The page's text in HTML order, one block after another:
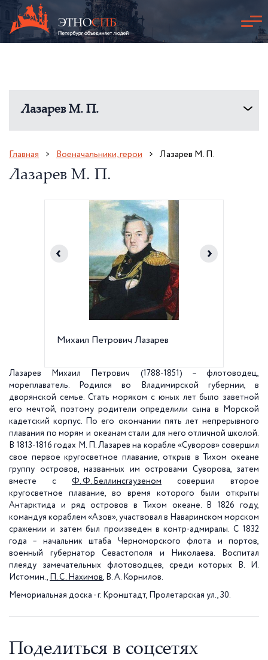
Лазарев М. П.
Главная Военачальники, герои Лазарев М. П.
Лазарев М. П.
Михаил Петрович Лазарев
Лазарев Михаил Петрович (1788-1851) – флотоводец,
мореплаватель. Родился во Владимирской губернии, в
дворянской семье. Стать моряком с юных лет было заветной
его мечтой, поэтому родители определили сына в Морской
кадетский корпус. По его окончании пять лет непрерывного
плавания по морям и океанам стали для него отличной школой.
В 1813-1816 годах М. П. Лазарев на корабле «Суворов» совершил
свое первое кругосветное плавание, открыв в Тихом океане
группу островов, названных им островами Суворова, затем
вместе с Ф. Ф. Беллинсгаузеном совершил второе
кругосветное плавание, во время которого были открыты
Антарктида и ряд островов в Тихом океане. В 1826 году,
командуя кораблем «Азов», участвовал в Наваринском морском
сражении и затем был произведен в контр-адмиралы. С 1832
года – начальник штаба Черноморского флота и портов,
военный губернатор Севастополя и Николаева. Воспитал
плеяду замечательных флотоводцев, среди которых В. И.
Истомин., П. С. Нахимов, В. А. Корнилов.
Мемориальная доска - г. Кронштадт, Пролетарская ул., 30.
Поделиться в соцсетях